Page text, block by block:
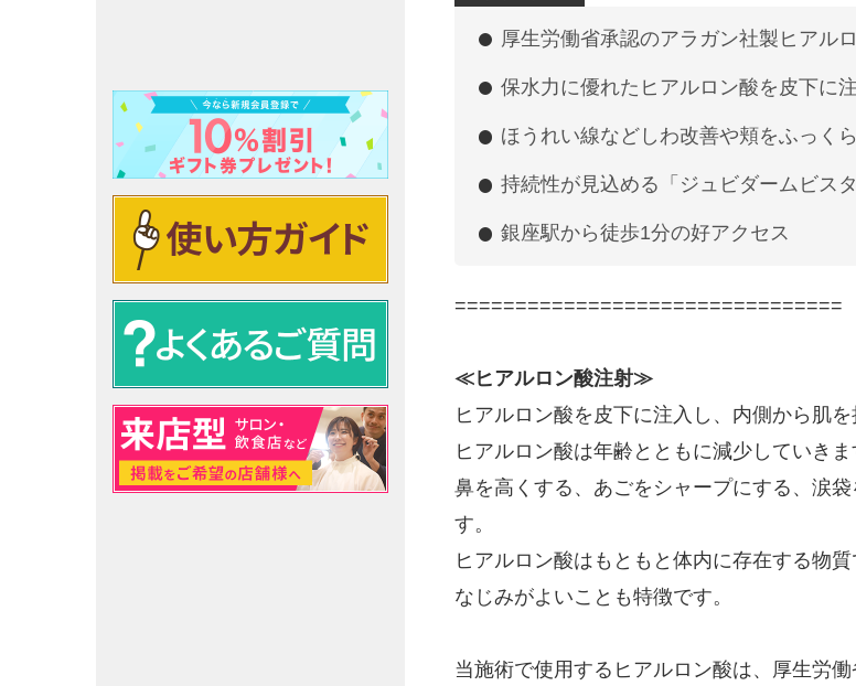
厚生労働省承認のアラガン社製ヒアル
保水力に優れたヒアルロン酸を皮下に
ほうれい線などしわ改善や頬をふっく
持続性が見込める「ジュビダームビス
銀座駅から徒歩1分の好アクセス
================================
≪ヒアルロン酸注射≫
ヒアルロン酸を皮下に注入し、内側から肌
ヒアルロン酸は年齢とともに減少していきま
鼻を高くする、あごをシャープにする、涙
す。
ヒアルロン酸はもともと体内に存在する物
なじみがよいことも特徴です。
当施術で使用するヒアルロン酸は、厚生労